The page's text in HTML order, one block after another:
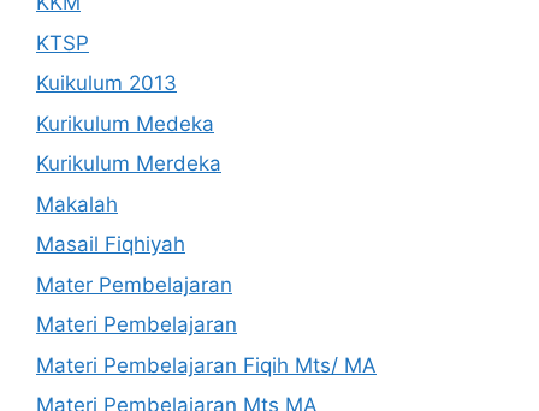
KTSP
Kuikulum 2013
Kurikulum Medeka
Kurikulum Merdeka
Makalah
Masail Fiqhiyah
Mater Pembelajaran
Materi Pembelajaran
Materi Pembelajaran Fiqih Mts/ MA
Materi Pembelajaran Mts MA